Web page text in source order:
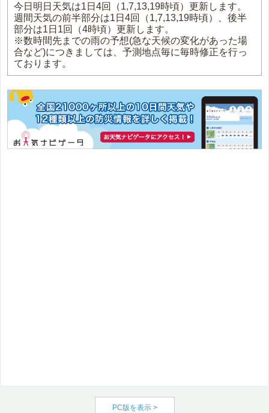
今日明日天気は1日4回（1,7,13,19時頃）更新します。
週間天気の前半部分は1日4回（1,7,13,19時頃）、後半
部分は1日1回（4時頃）更新します。
※数時間先までの雨の予想(急な天候の変化があった場
合など)につきましては、予測地点毎に毎時修正を行っ
ております。
PC版を表示 >